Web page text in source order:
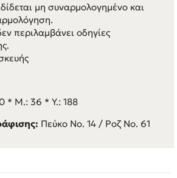
μη συναρμολογημένο και
περιλαμβάνει οδηγίες
* M.: 36 * Y.: 188
Πεύκο Νο. 14 / Ροζ Νο. 61